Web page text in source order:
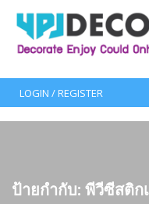
content
LOGIN / REGISTER
ป้ายกำกับ: พีวีซีสติก